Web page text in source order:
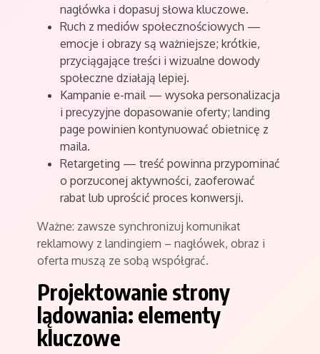
nagłówka i dopasuj słowa kluczowe.
Ruch z mediów społecznościowych —
emocje i obrazy są ważniejsze; krótkie,
przyciągające treści i wizualne dowody
społeczne działają lepiej.
Kampanie e-mail — wysoka personalizacja
i precyzyjne dopasowanie oferty; landing
page powinien kontynuować obietnicę z
maila.
Retargeting — treść powinna przypominać
o porzuconej aktywności, zaoferować
rabat lub uprościć proces konwersji.
Ważne: zawsze synchronizuj komunikat
reklamowy z landingiem – nagłówek, obraz i
oferta muszą ze sobą współgrać.
Projektowanie strony
lądowania: elementy
kluczowe